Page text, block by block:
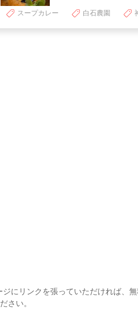
スープカレー 白石農園
にリンクを張っていただければ、無
さい。